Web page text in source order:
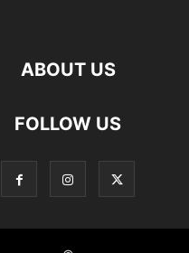
ABOUT US
FOLLOW US